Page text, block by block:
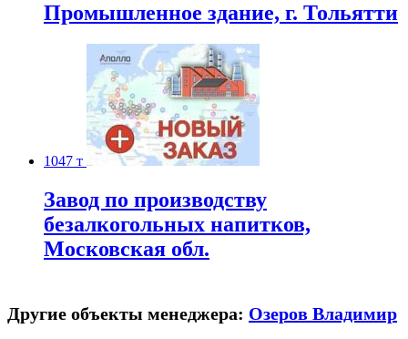
Промышленное здание, г. Тольятти
1047 т
Завод по производству
безалкогольных напитков,
Московская обл.
Другие объекты менеджера: Озеров Владимир